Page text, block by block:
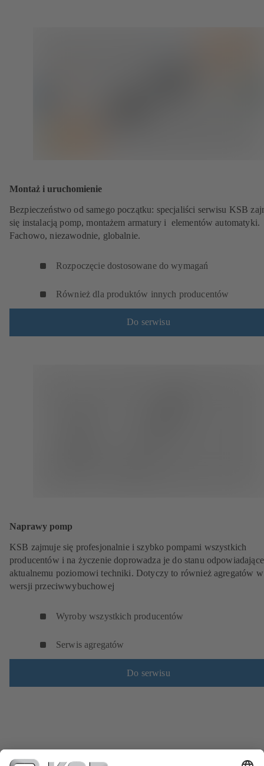
Montaż i uruchomienie
Bezpieczeństwo od samego początku: specjaliści serwisu KSB
się instalacją pomp, montażem armatury i elementów automatyki.
Fachowo, niezawodnie, globalnie.
Rozpoczęcie dostosowane do wymagań
Również dla produktów innych producentów
Do serwisu
Naprawy pomp
KSB zajmuje się profesjonalnie i szybko pompami wszystkich
producentów i na życzenie doprowadza je do stanu
aktualnemu poziomowi techniki. Dotyczy to również agregatów w
wersji przeciwwybuchowej
Wyroby wszystkich producentów
Serwis agregatów
Do serwisu